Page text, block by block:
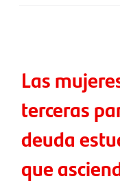
Las
terceras
deuda
que